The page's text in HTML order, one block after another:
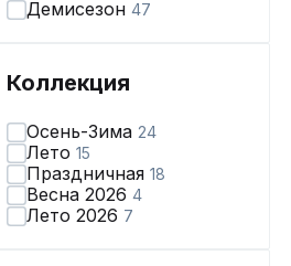
Демисезон 47
Коллекция
Осень-Зима 24
Лето 15
Праздничная 18
Весна 2026 4
Лето 2026 7